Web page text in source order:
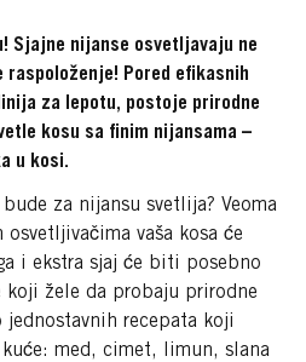
Sjajne nijanse osvetljavaju ne
raspoloženje! Pored efikasnih
za lepotu, postoje prirodne
kosu sa finim nijansama –
u kosi.
za nijansu svetlija? Veoma
vaša kosa će
i ekstra sjaj će biti posebno
žele da probaju prirodne
recepata koji
med, cimet, limun, slana